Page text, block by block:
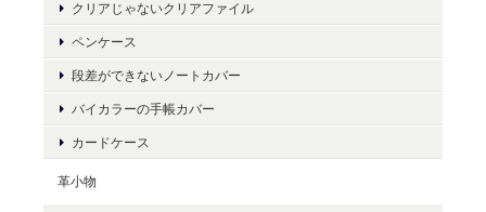
クリアじゃないクリアファイル
ペンケース
段差ができないノートカバー
バイカラーの手帳カバー
カードケース
革小物